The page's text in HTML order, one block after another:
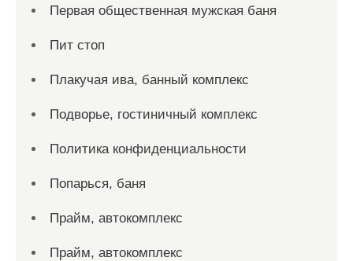
Первая общественная мужская баня
Пит стоп
Плакучая ива, банный комплекс
Подворье, гостиничный комплекс
Политика конфиденциальности
Попарься, баня
Прайм, автокомплекс
Прайм, автокомплекс